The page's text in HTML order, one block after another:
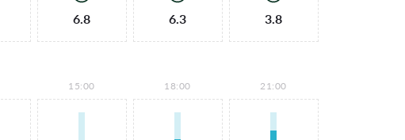
6.8 6.3 3.8
15:00 18:00 21:00